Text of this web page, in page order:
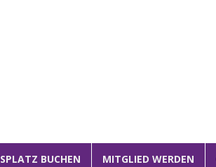
1 2 3
BUCHEN MITGLIED WERDEN